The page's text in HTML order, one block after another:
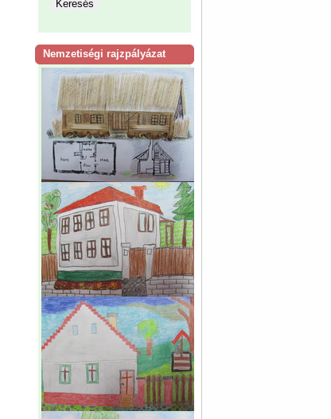
Nemzetiségi rajzpályázat